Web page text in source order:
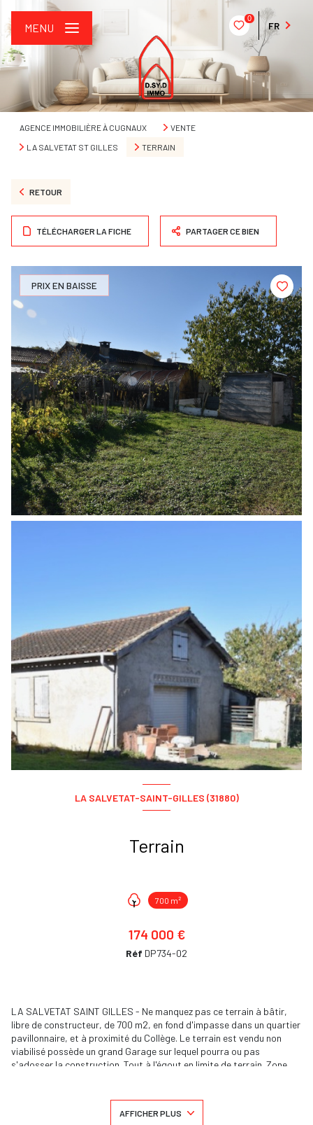
0
FR
MENU
AGENCE IMMOBILIÈRE À CUGNAUX
VENTE
LA SALVETAT ST GILLES
TERRAIN
RETOUR
TÉLÉCHARGER LA FICHE PARTAGER CE BIEN
PRIX EN BAISSE
LA SALVETAT-SAINT-GILLES (31880)
Terrain
700 m²
174 000 €
Réf DP734-02
LA SALVETAT SAINT GILLES - Ne manquez pas ce terrain à bâtir,
libre de constructeur, de 700 m2, en fond d'impasse dans un quartier
pavillonnaire, et à proximité du Collège. Le terrain est vendu non
viabilisé possède un grand Garage sur lequel pourra ou pas
s'adosser la construction. Tout à l'égout en limite de terrain. Zone
accès à la N124. A 13 km des sites aéronautiques de COLOMIERS et
de TOULOUSE - SAINT MARTIN DU TOUCH. Communes à proximité :
AFFICHER PLUS